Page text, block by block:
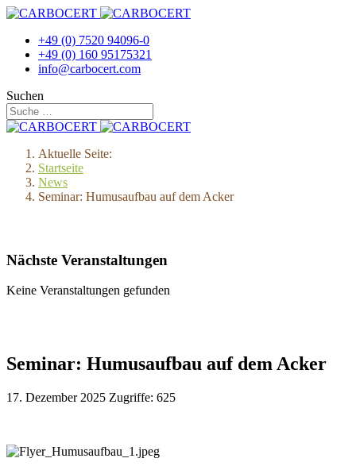
+49 (0) 7520 94096-0
+49 (0) 160 95175321
info@carbocert.com
Suchen
Aktuelle Seite:
Startseite
News
Seminar: Humusaufbau auf dem Acker
Nächste Veranstaltungen
Keine Veranstaltungen gefunden
Seminar: Humusaufbau auf dem Acker
17. Dezember 2025 Zugriffe: 625